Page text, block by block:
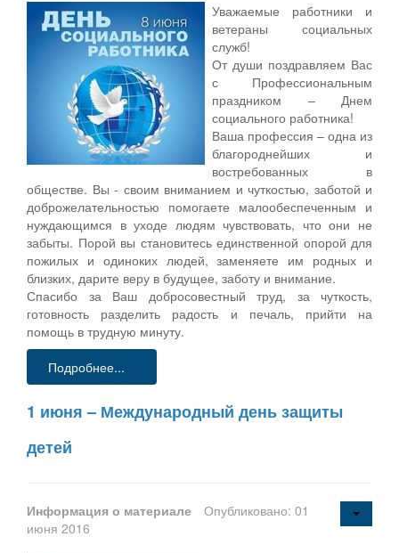
Уважаемые работники и
ветераны социальных
служб!
От души поздравляем Вас
с Профессиональным
праздником – Днем
социального работника!
Ваша профессия – одна из
благороднейших и
востребованных в
обществе. Вы - своим вниманием и чуткостью, заботой и
доброжелательностью помогаете малообеспеченным и
нуждающимся в уходе людям чувствовать, что они не
забыты. Порой вы становитесь единственной опорой для
пожилых и одиноких людей, заменяете им родных и
близких, дарите веру в будущее, заботу и внимание.
Спасибо за Ваш добросовестный труд, за чуткость,
готовность разделить радость и печаль, прийти на
помощь в трудную минуту.
Подробнее...
1 июня – Международный день защиты
детей
Информация о материале
Опубликовано: 01
июня 2016